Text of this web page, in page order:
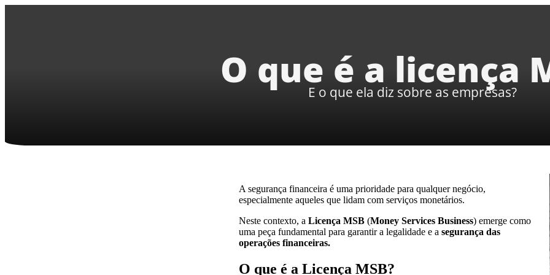
O que é a licença
E o que ela diz sobre as empresas?
A segurança financeira é uma prioridade para qualquer negócio,
especialmente aqueles que lidam com serviços monetários.
Neste contexto, aLicença MSB(Money Services Business) emerge como
uma peça fundamental para garantir a legalidade e asegurança das
operações financeiras.
O que é a Licença MSB?